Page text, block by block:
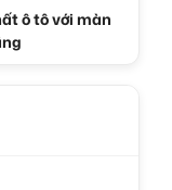
ô tô với màn